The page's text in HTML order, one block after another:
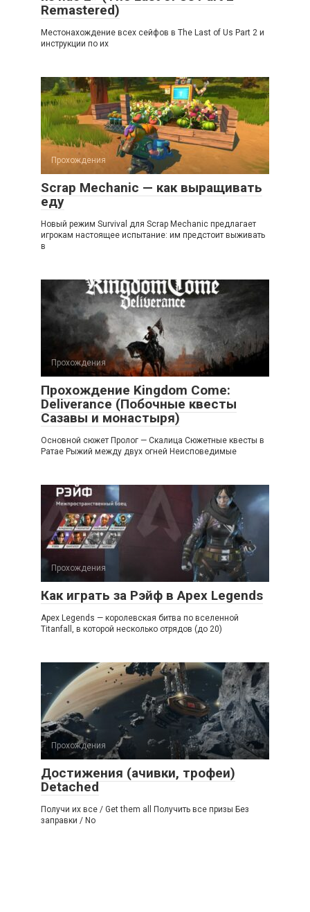
Remastered)
Местонахождение всех сейфов в The Last of Us Part 2 и
инструкции по их
Прохождения
Scrap Mechanic — как выращивать
еду
Новый режим Survival для Scrap Mechanic предлагает
игрокам настоящее испытание: им предстоит выживать
в
Прохождения
Прохождение Kingdom Come:
Deliverance (Побочные квесты
Сазавы и монастыря)
Основной сюжет Пролог — Скалица Сюжетные квесты в
Ратае Рыжий между двух огней Неисповедимые
Прохождения
Как играть за Рэйф в Apex Legends
Apex Legends — королевская битва по вселенной
Titanfall, в которой несколько отрядов (до 20)
Прохождения
Достижения (ачивки, трофеи)
Detached
Получи их все / Get them all Получить все призы Без
заправки / No